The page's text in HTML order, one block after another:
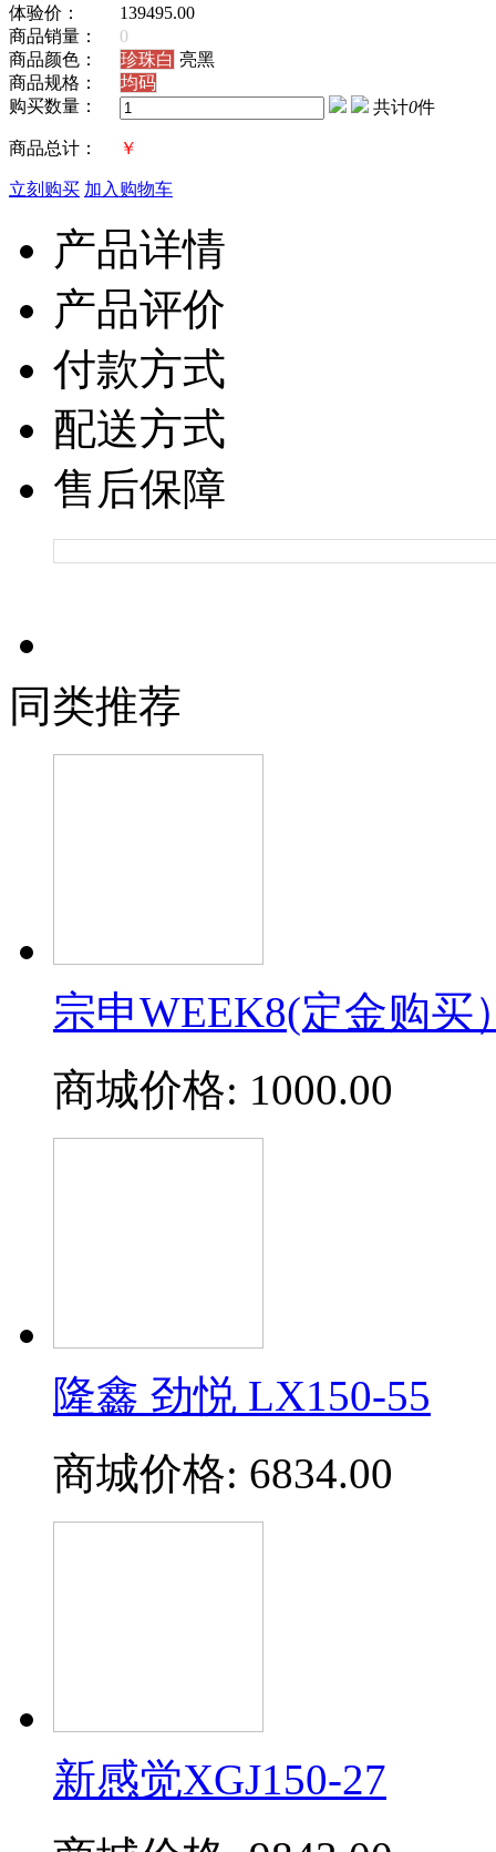
体验价：
139495.00
商品销量：
0
商品颜色：
珍珠白 亮黑
商品规格：
均码
购买数量：
共计0件
商品总计： ￥
立刻购买 加入购物车
产品详情
产品评价
付款方式
配送方式
售后保障
同类推荐
宗申WEEK8(定金购买
商城价格: 1000.00
隆鑫 劲悦 LX150-55
商城价格: 6834.00
新感觉XGJ150-27